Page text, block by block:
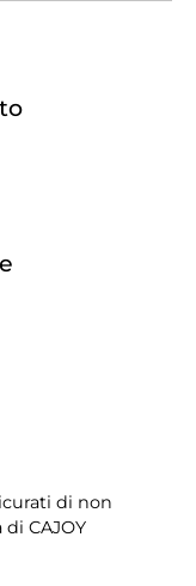
di non
CAJOY